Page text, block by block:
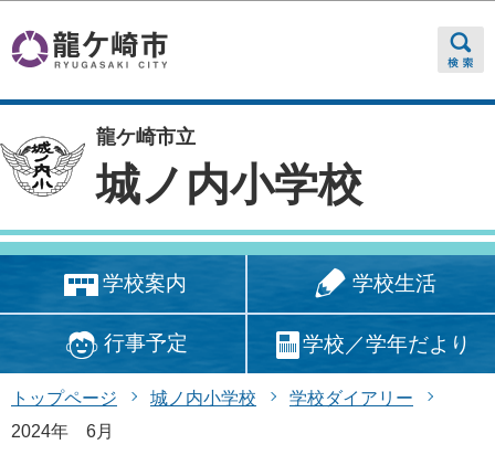
龍ケ崎市立
城ノ内小学校
学校案内 学校生活
行事予定 学校／学年だより
トップページ 城ノ内小学校
学校ダイアリー
2024年 6月